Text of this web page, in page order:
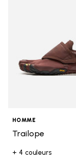
HOMME
Trailope
+ 4 couleurs